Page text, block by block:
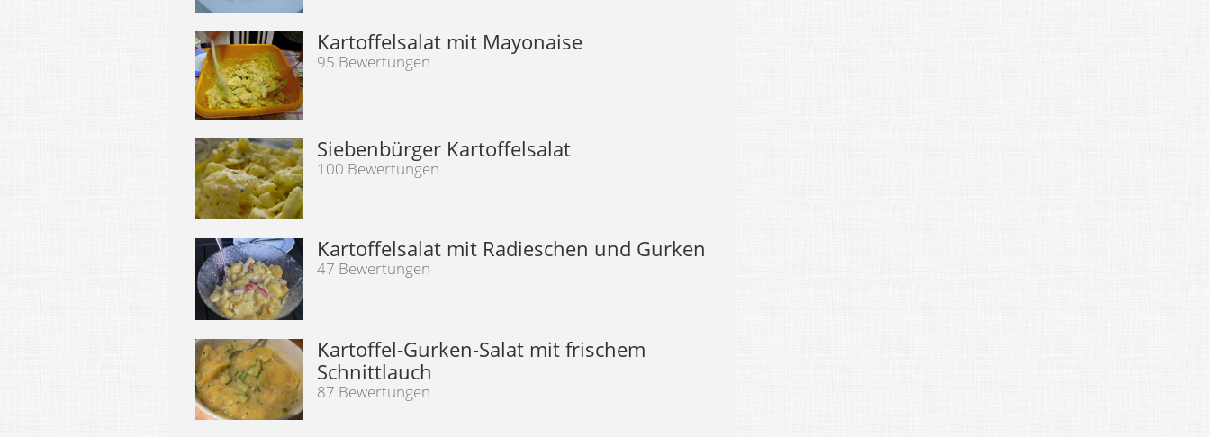
Kartoffelsalat mit Mayonaise
95 Bewertungen
Siebenbürger Kartoffelsalat
100 Bewertungen
Kartoffelsalat mit Radieschen und Gurken
47 Bewertungen
Kartoffel-Gurken-Salat mit frischem
Schnittlauch
87 Bewertungen